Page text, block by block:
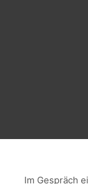
Im Gespräch